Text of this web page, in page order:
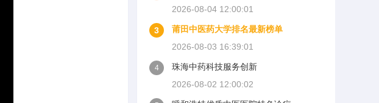
2026-08-04 12:00:01
3
莆田中医药大学排名最新榜单
2026-08-03 16:39:01
4
珠海中药科技服务创新
2026-08-02 12:00:02